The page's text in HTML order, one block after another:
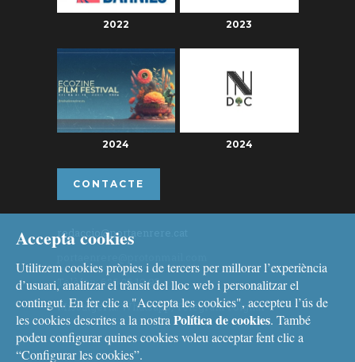
2022 2023
2024 2024
CONTACTE
redaccio@portaenrere.cat
Telèfon: 626 26 19 93
Missatgeria: Whatsapp, Telegram i Signal
Accepta cookies
Utilitzem cookies pròpies i de tercers per millorar l’experiència
d’usuari, analitzar el trànsit del lloc web i personalitzar el
contingut. En fer clic a "Accepta les cookies", accepteu l’ús de
les cookies descrites a la nostra Política de cookies. També
podeu configurar quines cookies voleu acceptar fent clic a
“Configurar les cookies”.